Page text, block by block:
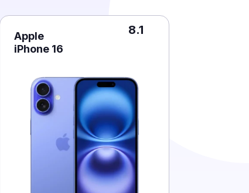
Apple
iPhone 16
8.1